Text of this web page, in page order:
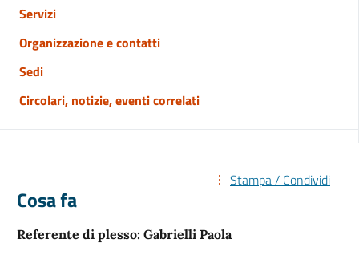
Servizi
Organizzazione e contatti
Sedi
Circolari, notizie, eventi correlati
Stampa / Condividi
Cosa fa
Referente di plesso: Gabrielli Paola